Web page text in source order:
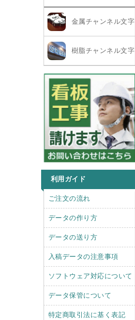
金属チャンネル文字
樹脂チャンネル文字
利用ガイド
r
ご注文の流れ
データの作り方
データの送り方
入稿データの注意事項
ソフトウェア対応について
データ保管について
特定商取引法に基く表記